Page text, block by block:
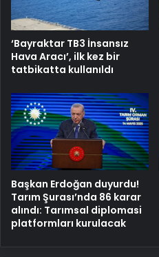
‘Bayraktar TB3 İnsansız
Hava Aracı’, ilk kez bir
tatbikatta kullanıldı
Başkan Erdoğan duyurdu!
Tarım Şurası’nda 86 karar
alındı: Tarımsal diplomasi
platformları kurulacak